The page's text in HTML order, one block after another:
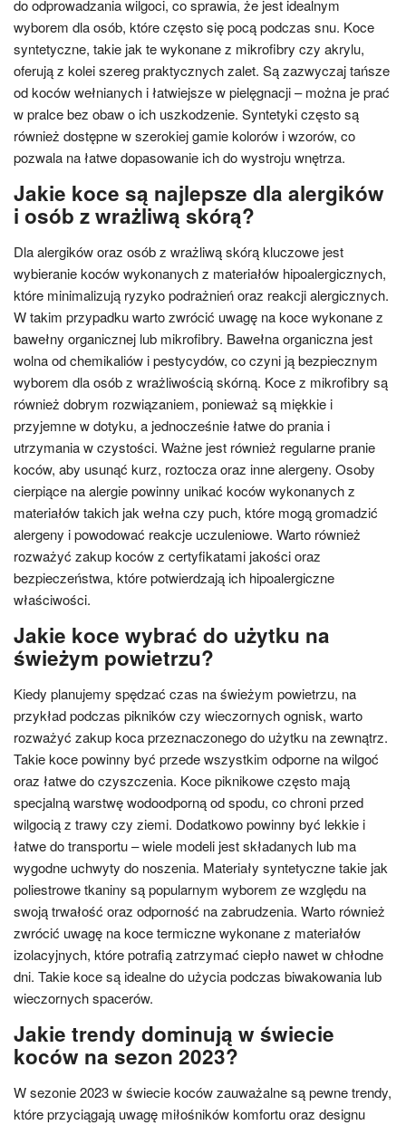
do odprowadzania wilgoci, co sprawia, że jest idealnym
wyborem dla osób, które często się pocą podczas snu. Koce
syntetyczne, takie jak te wykonane z mikrofibry czy akrylu,
oferują z kolei szereg praktycznych zalet. Są zazwyczaj tańsze
od koców wełnianych i łatwiejsze w pielęgnacji – można je prać
w pralce bez obaw o ich uszkodzenie. Syntetyki często są
również dostępne w szerokiej gamie kolorów i wzorów, co
pozwala na łatwe dopasowanie ich do wystroju wnętrza.
Jakie koce są najlepsze dla alergików
i osób z wrażliwą skórą?
Dla alergików oraz osób z wrażliwą skórą kluczowe jest
wybieranie koców wykonanych z materiałów hipoalergicznych,
które minimalizują ryzyko podrażnień oraz reakcji alergicznych.
W takim przypadku warto zwrócić uwagę na koce wykonane z
bawełny organicznej lub mikrofibry. Bawełna organiczna jest
wolna od chemikaliów i pestycydów, co czyni ją bezpiecznym
wyborem dla osób z wrażliwością skórną. Koce z mikrofibry są
również dobrym rozwiązaniem, ponieważ są miękkie i
przyjemne w dotyku, a jednocześnie łatwe do prania i
utrzymania w czystości. Ważne jest również regularne pranie
koców, aby usunąć kurz, roztocza oraz inne alergeny. Osoby
cierpiące na alergie powinny unikać koców wykonanych z
materiałów takich jak wełna czy puch, które mogą gromadzić
alergeny i powodować reakcje uczuleniowe. Warto również
rozważyć zakup koców z certyfikatami jakości oraz
bezpieczeństwa, które potwierdzają ich hipoalergiczne
właściwości.
Jakie koce wybrać do użytku na
świeżym powietrzu?
Kiedy planujemy spędzać czas na świeżym powietrzu, na
przykład podczas pikników czy wieczornych ognisk, warto
rozważyć zakup koca przeznaczonego do użytku na zewnątrz.
Takie koce powinny być przede wszystkim odporne na wilgoć
oraz łatwe do czyszczenia. Koce piknikowe często mają
specjalną warstwę wodoodporną od spodu, co chroni przed
wilgocią z trawy czy ziemi. Dodatkowo powinny być lekkie i
łatwe do transportu – wiele modeli jest składanych lub ma
wygodne uchwyty do noszenia. Materiały syntetyczne takie jak
poliestrowe tkaniny są popularnym wyborem ze względu na
swoją trwałość oraz odporność na zabrudzenia. Warto również
zwrócić uwagę na koce termiczne wykonane z materiałów
izolacyjnych, które potrafią zatrzymać ciepło nawet w chłodne
dni. Takie koce są idealne do użycia podczas biwakowania lub
wieczornych spacerów.
Jakie trendy dominują w świecie
koców na sezon 2023?
W sezonie 2023 w świecie koców zauważalne są pewne trendy,
które przyciągają uwagę miłośników komfortu oraz designu